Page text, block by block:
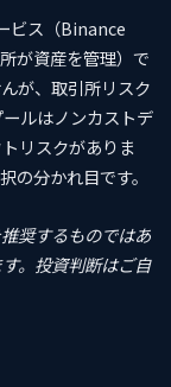
ビス（Binance
が資産を管理）で
が、取引所リスク
ルはノンカストデ
リスクがありま
の分かれ目です。
奨するものではあ
。投資判断はご自